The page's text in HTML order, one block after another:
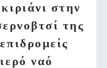
στην
της
ναό